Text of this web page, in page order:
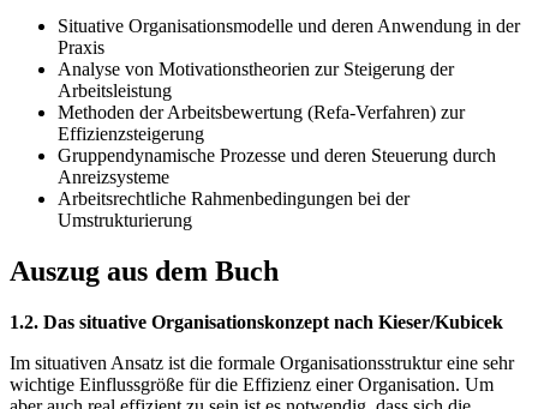
Situative Organisationsmodelle und deren Anwendung in der
Praxis
Analyse von Motivationstheorien zur Steigerung der
Arbeitsleistung
Methoden der Arbeitsbewertung (Refa-Verfahren) zur
Effizienzsteigerung
Gruppendynamische Prozesse und deren Steuerung durch
Anreizsysteme
Arbeitsrechtliche Rahmenbedingungen bei der
Umstrukturierung
Auszug aus dem Buch
1.2. Das situative Organisationskonzept nach Kieser/Kubicek
Im situativen Ansatz ist die formale Organisationsstruktur eine sehr
wichtige Einflussgröße für die Effizienz einer Organisation. Um